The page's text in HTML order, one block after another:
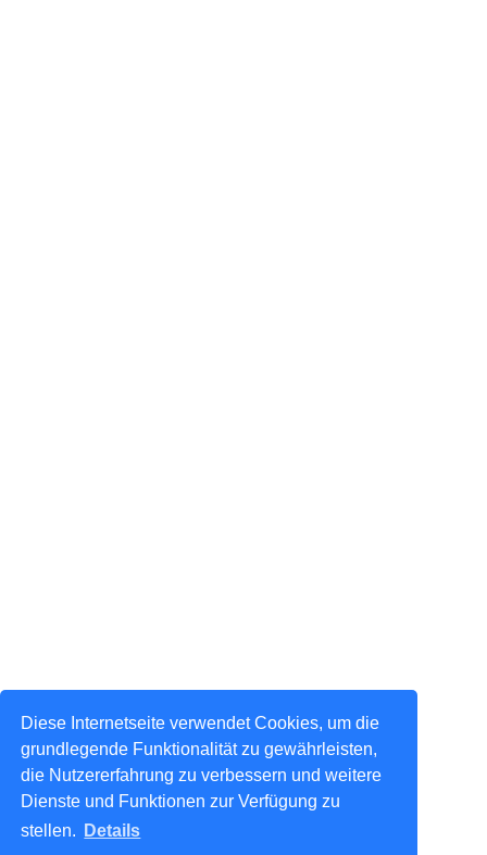
Diese Internetseite verwendet Cookies, um die
grundlegende Funktionalität zu gewährleisten,
die Nutzererfahrung zu verbessern und weitere
Dienste und Funktionen zur Verfügung zu
stellen.
Details